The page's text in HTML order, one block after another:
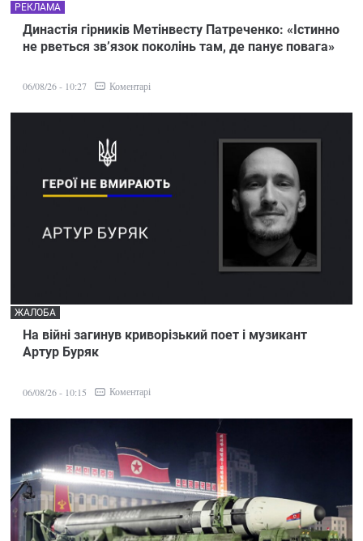
Династія гірників Метінвесту Патреченко: «Істинно
не рветься зв’язок поколінь там, де панує повага»
РЕКЛАМА
06/08/26 - 10:27 Коментарі
На війні загинув криворізький поет і музикант
Артур Буряк
ЖАЛОБА
06/08/26 - 10:15 Коментарі